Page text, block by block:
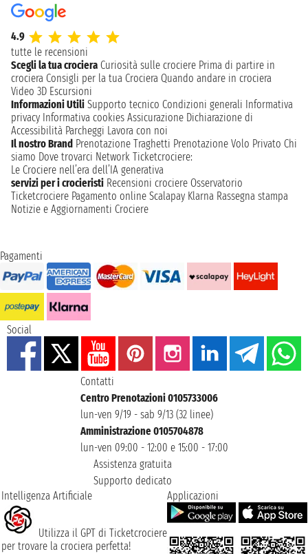
4.9
tutte le recensioni
Scegli la tua crociera Curiosità sulle crociere Prima di partire in
crociera Consigli per la tua Crociera Quando andare in crociera
Video 3D Escursioni
Informazioni Utili Supporto tecnico Condizioni generali Informativa
privacy Informativa cookies Assicurazione Dichiarazione di
Accessibilità Parcheggi Lavora con noi
Il nostro Brand Prenotazione Traghetti Prenotazione Volo Privato Chi
siamo Dove trovarci Network Ticketcrociere:
Le Crociere nell’era dell’IA generativa
servizi per i crocieristi Recensioni crociere Osservatorio
Ticketcrociere Pagamento online Scalapay Klarna Rassegna stampa
Notizie e Aggiornamenti Crociere
Pagamenti
Social
Contatti
Centro Prenotazioni 0105733006
lun-ven 9/19 - sab 9/13 (32 linee)
Amministrazione 0105704878
lun-ven 09:00 - 12:00 e 15:00 - 17:00
Assistenza gratuita
Supporto dedicato
Intelligenza Artificiale
Utilizza il GPT di Ticketcrociere
per trovare la crociera perfetta!
Applicazioni